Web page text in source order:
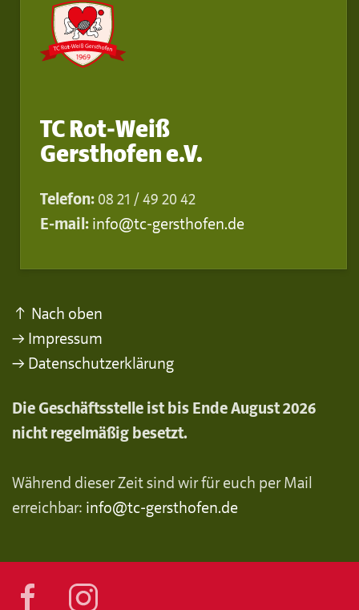
TC Rot-Weiß
Gersthofen e.V.
Telefon: 08 21 / 49 20 42
E-mail: info@tc-gersthofen.de
↑ Nach oben
→ Impressum
→ Datenschutzerklärung
Die Geschäftsstelle ist bis Ende August 2026
nicht regelmäßig besetzt.
Während dieser Zeit sind wir für euch per Mail
erreichbar: info@tc-gersthofen.de